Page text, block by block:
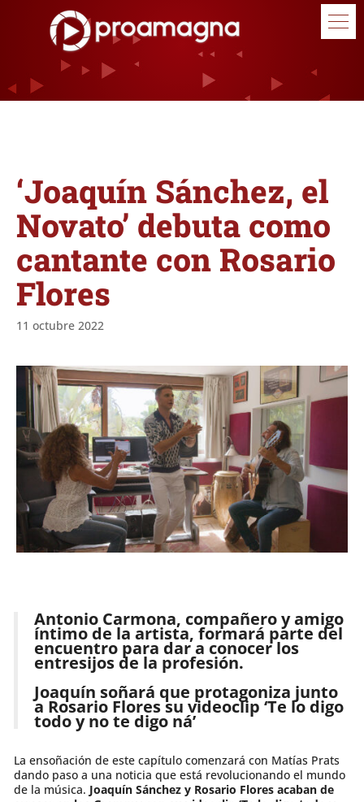
‘Joaquín Sánchez, el
Novato’ debuta como
cantante con Rosario
Flores
11 octubre 2022
Antonio Carmona, compañero y amigo
íntimo de la artista, formará parte del
encuentro para dar a conocer los
entresijos de la profesión.
Joaquín soñará que protagoniza junto
a Rosario Flores su videoclip ‘Te lo digo
todo y no te digo ná’
La ensoñación de este capítulo comenzará con Matías Prats
dando paso a una noticia que está revolucionando el mundo
de la música. Joaquín Sánchez y Rosario Flores acaban de